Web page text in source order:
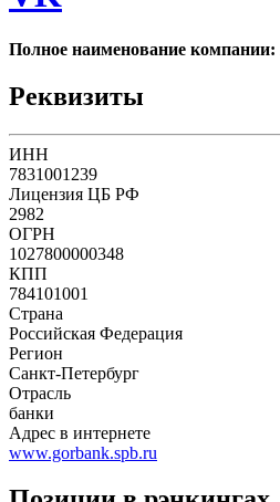
Полное наименование компании:
Реквизиты
ИНН
7831001239
Лицензия ЦБ РФ
2982
ОГРН
1027800000348
КПП
784101001
Страна
Российская Федерация
Регион
Санкт-Петербург
Отрасль
банки
Адрес в интернете
www.gorbank.spb.ru